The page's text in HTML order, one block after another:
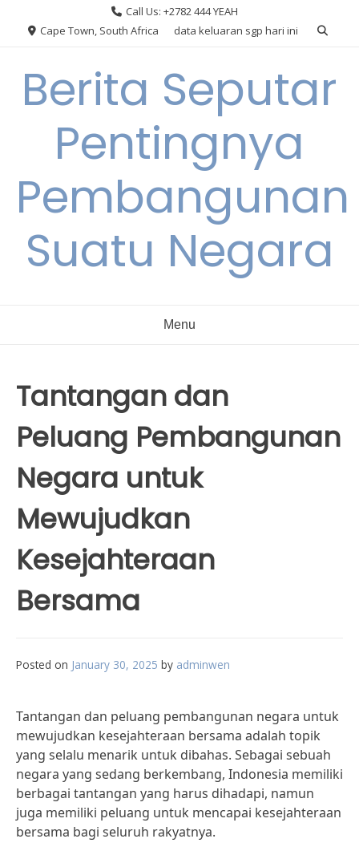
Call Us: +2782 444 YEAH
Cape Town, South Africa
data keluaran sgp hari ini
Berita Seputar
Pentingnya
Pembangunan
Suatu Negara
Menu
Tantangan dan
Peluang Pembangunan
Negara untuk
Mewujudkan
Kesejahteraan
Bersama
Posted on January 30, 2025 by adminwen
Tantangan dan peluang pembangunan negara untuk
mewujudkan kesejahteraan bersama adalah topik
yang selalu menarik untuk dibahas. Sebagai sebuah
negara yang sedang berkembang, Indonesia memiliki
berbagai tantangan yang harus dihadapi, namun
juga memiliki peluang untuk mencapai kesejahteraan
bersama bagi seluruh rakyatnya.